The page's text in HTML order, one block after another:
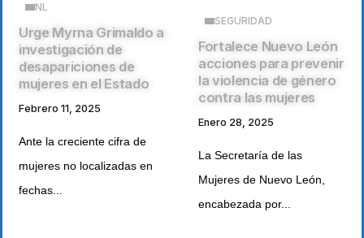
NL
Urge Myrna Grimaldo a
investigación de
desapariciones de
mujeres en el Estado
Febrero 11, 2025
Ante la creciente cifra de
mujeres no localizadas en
fechas...
SEGURIDAD
Fortalece Nuevo León
acciones para prevenir
la violencia de género
contra las mujeres
Enero 28, 2025
La Secretaría de las
Mujeres de Nuevo León,
encabezada por...